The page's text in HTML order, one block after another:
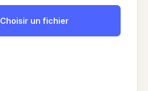
Choisir un fichier